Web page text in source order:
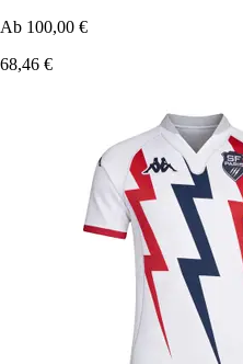
Ab 100,00 €
68,46 €